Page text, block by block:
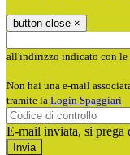
button close ×
all'indirizzo indicato con le
Non hai una e-mail
tramite la Login Spaggiari
E-mail inviata, si prega